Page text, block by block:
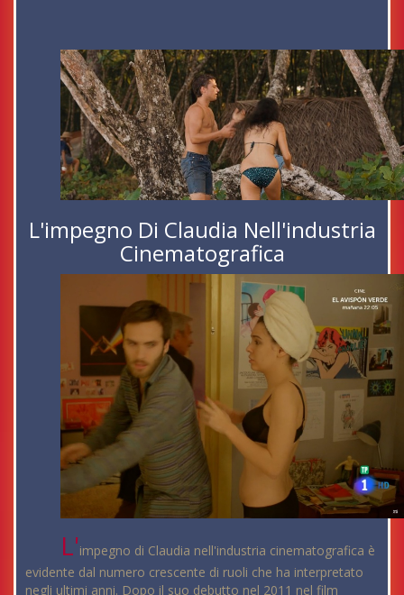
L'impegno Di Claudia Nell'industria
Cinematografica
L'impegno di Claudia nell'industria cinematografica è
evidente dal numero crescente di ruoli che ha interpretato
negli ultimi anni. Dopo il suo debutto nel 2011 nel film